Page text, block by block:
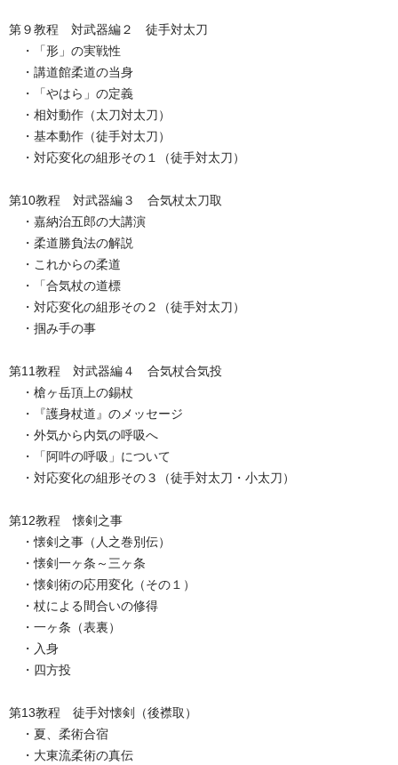
第９教程 対武器編２ 徒手対太刀
・「形」の実戦性
・講道館柔道の当身
・「やはら」の定義
・相対動作（太刀対太刀）
・基本動作（徒手対太刀）
・対応変化の組形その１（徒手対太刀）
第10教程 対武器編３ 合気杖太刀取
・嘉納治五郎の大講演
・柔道勝負法の解説
・これからの柔道
・「合気杖の道標
・対応変化の組形その２（徒手対太刀）
・掴み手の事
第11教程 対武器編４ 合気杖合気投
・槍ヶ岳頂上の錫杖
・『護身杖道』のメッセージ
・外気から内気の呼吸へ
・「阿吽の呼吸」について
・対応変化の組形その３（徒手対太刀・小太刀）
第12教程 懐剣之事
・懐剣之事（人之巻別伝）
・懐剣一ヶ条～三ヶ条
・懐剣術の応用変化（その１）
・杖による間合いの修得
・一ヶ条（表裏）
・入身
・四方投
第13教程 徒手対懐剣（後襟取）
・夏、柔術合宿
・大東流柔術の真伝